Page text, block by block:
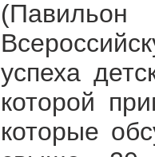
успеха
которой
которые